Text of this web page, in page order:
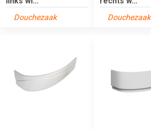
Douchezaak
Douchezaak